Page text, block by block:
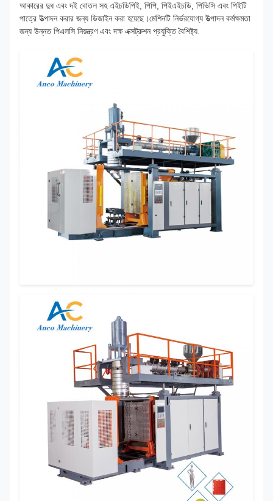
আকারের দুধ এবং দই বোতল সহ এইচডিপিই, পিপি, পিইএইচডি, পিভিসি এবং পিইটি
পাত্রে উত্পাদন করার জন্য ডিজাইন করা হয়েছে।মেশিনটি নির্ভরযোগ্য উত্পাদন কর্মক্ষমতা
জন্য উন্নত পিএলসি নিয়ন্ত্রণ এবং দক্ষ এক্সট্রুশন প্রযুক্তি বৈশিষ্ট্য.